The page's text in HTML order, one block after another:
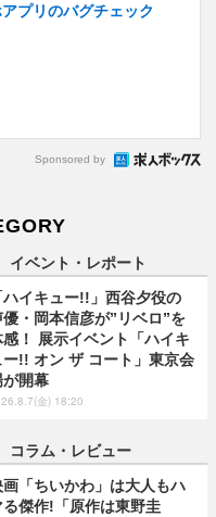
プリのバグチェック
Sponsored by
イベント・レポート
ハイキュー!!」西谷夕役の
優・岡本信彦が”リベロ”を
感！ 展示イベント「ハイキ
ー!! オン ザ コート」東京会
が開幕
金) 18:20
コラム・レビュー
画「ちいかわ」は大人もハ
る傑作!「原作は東野圭